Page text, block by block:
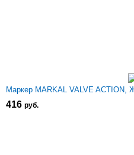
Маркер MARKAL VALVE ACTION,
416 руб.